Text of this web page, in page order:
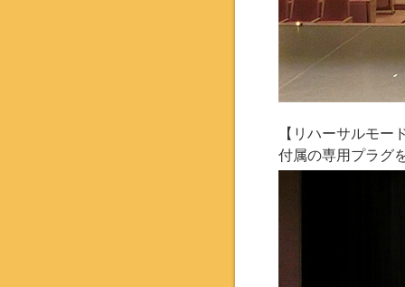
【リハーサルモー
付属の専用プラグ